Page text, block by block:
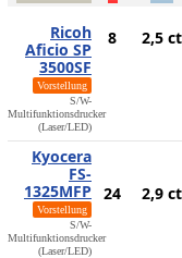
Ricoh
Aficio SP
3500SF
Vorstellung
S/W-
Multifunktionsdrucker
(Laser/LED)
8 2,5 ct
Kyocera
FS-
1325MFP
Vorstellung
S/W-
Multifunktionsdrucker
(Laser/LED)
24 2,9 ct